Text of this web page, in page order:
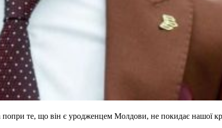
попри те, що він є уродженцем Молдови, не покидає нашої